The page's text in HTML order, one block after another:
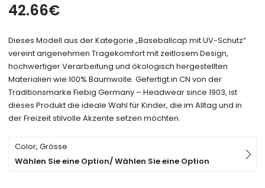
42.66€
Dieses Modell aus der Kategorie „Baseballcap mit UV-Schutz“
vereint angenehmen Tragekomfort mit zeitlosem Design,
hochwertiger Verarbeitung und ökologisch hergestellten
Materialien wie 100% Baumwolle. Gefertigt in CN von der
Traditionsmarke Fiebig Germany – Headwear since 1903, ist
dieses Produkt die ideale Wahl für Kinder, die im Alltag und in
der Freizeit stilvolle Akzente setzen möchten.
Color, Grösse
Wählen Sie eine Option/ Wählen Sie eine Option